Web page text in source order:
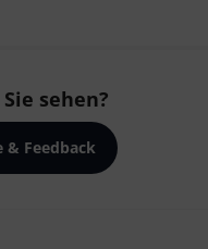
sehen?
& Feedback